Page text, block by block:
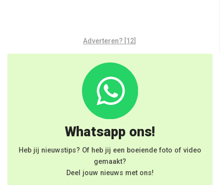
Adverteren? [12]
Whatsapp ons!
Heb jij nieuwstips? Of heb jij een boeiende foto of video
gemaakt?
Deel jouw nieuws met ons!